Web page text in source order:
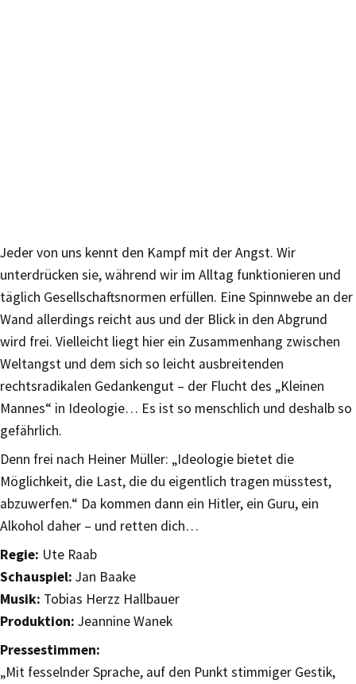
Jeder von uns kennt den Kampf mit der Angst. Wir
unterdrücken sie, während wir im Alltag funktionieren und
täglich Gesellschaftsnormen erfüllen. Eine Spinnwebe an der
Wand allerdings reicht aus und der Blick in den Abgrund
wird frei. Vielleicht liegt hier ein Zusammenhang zwischen
Weltangst und dem sich so leicht ausbreitenden
rechtsradikalen Gedankengut – der Flucht des „Kleinen
Mannes“ in Ideologie… Es ist so menschlich und deshalb so
gefährlich.
Denn frei nach Heiner Müller: „Ideologie bietet die
Möglichkeit, die Last, die du eigentlich tragen müsstest,
abzuwerfen.“ Da kommen dann ein Hitler, ein Guru, ein
Alkohol daher – und retten dich…
Regie: Ute Raab
Schauspiel: Jan Baake
Musik: Tobias Herzz Hallbauer
Produktion: Jeannine Wanek
Pressestimmen:
„Mit fesselnder Sprache, auf den Punkt stimmiger Gestik,